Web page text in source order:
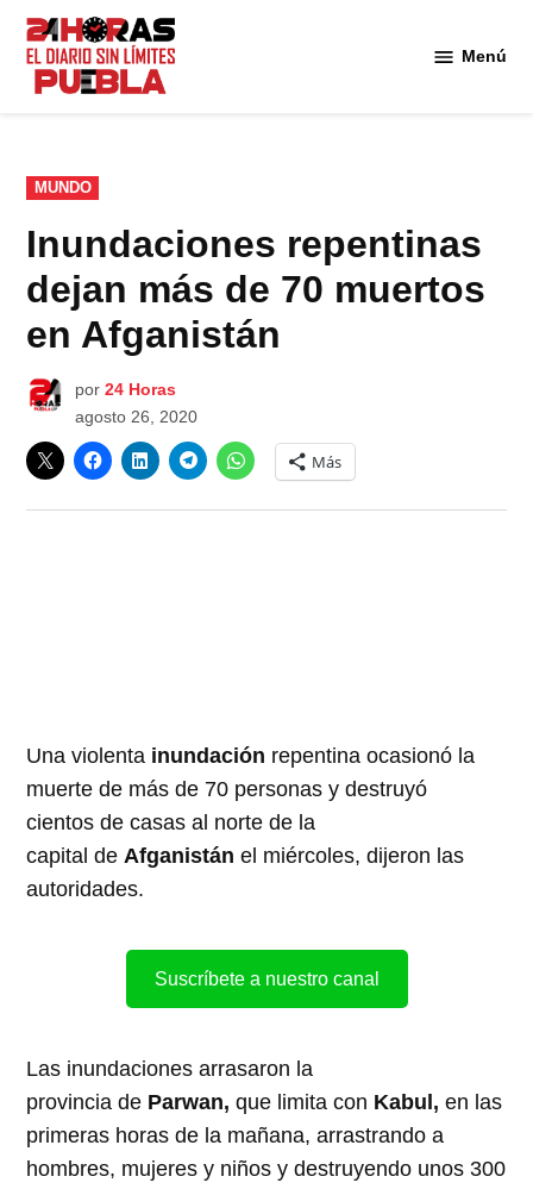
Saltar
contenido
Menú
PUBLICADO
EN
MUNDO
Inundaciones repentinas
dejan más de 70 muertos
en Afganistán
por 24 Horas
agosto 26, 2020
Más
Una violenta inundación repentina ocasionó la
muerte de másde 70 personas y destruyó
cientos decasas al norte de la
capital deAfganistánel miércoles, dijeron las
autoridades.
Suscríbete a nuestro canal
Las inundacionesarrasaron la
provincia de Parwan, que limita con Kabul, en las
primeras horas de la mañana, arrastrando a
hombres, mujeres y niños y destruyendo unos 300